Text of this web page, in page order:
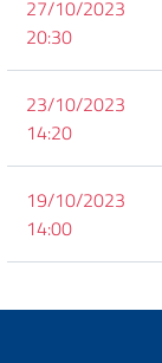
27/10/2023
20:30
23/10/2023
14:20
19/10/2023
14:00